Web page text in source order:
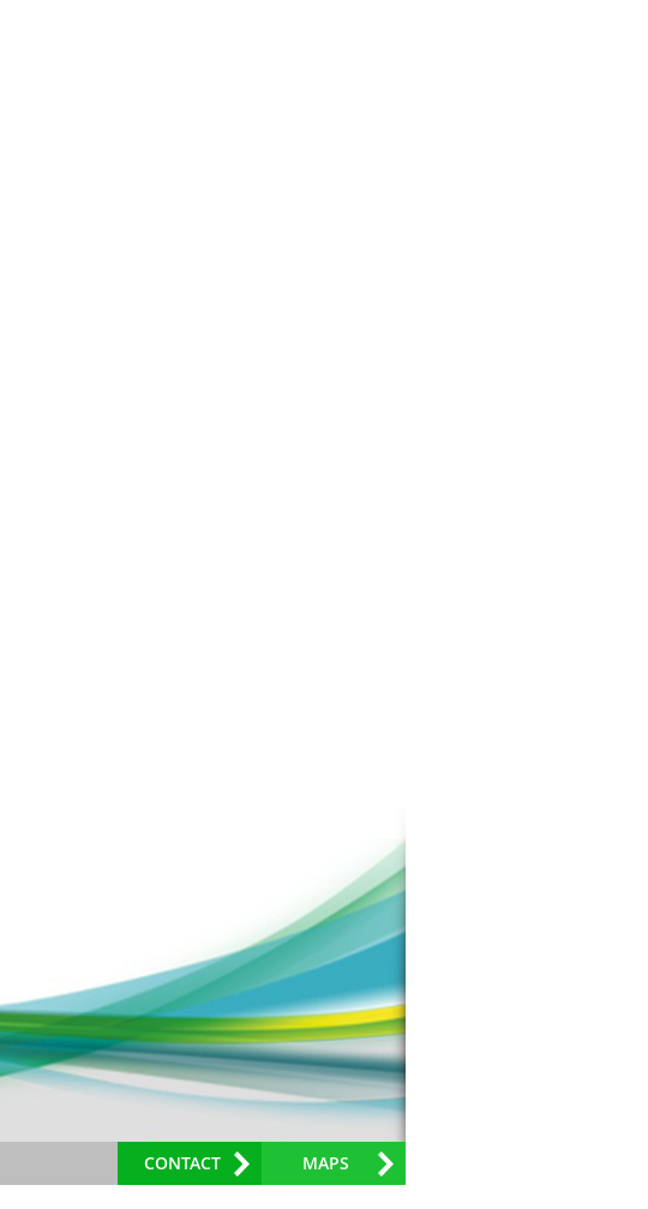
CONTACT MAPS